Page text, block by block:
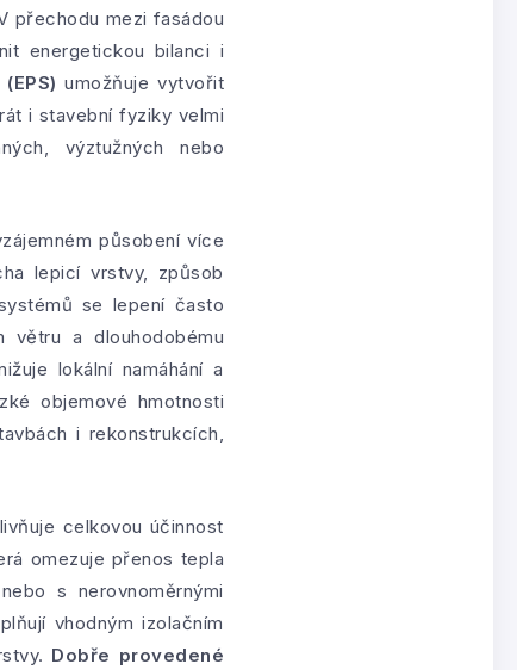
přechodu mezi fasádou
energetickou bilanci i
umožňuje vytvořit
i stavební fyziky velmi
výztužných nebo
působení více
lepicí vrstvy, způsob
se lepení často
větru a dlouhodobému
lokální namáhání a
objemové hmotnosti
i rekonstrukcích,
celkovou účinnost
omezuje přenos tepla
s nerovnoměrnými
vhodným izolačním
Dobře provedené